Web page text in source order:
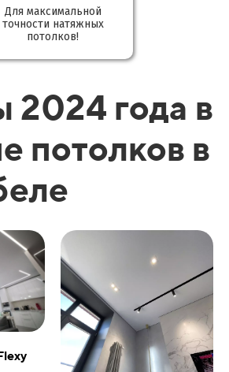
Для максимальной
точности натяжных
потолков!
2024 года в
потолков в